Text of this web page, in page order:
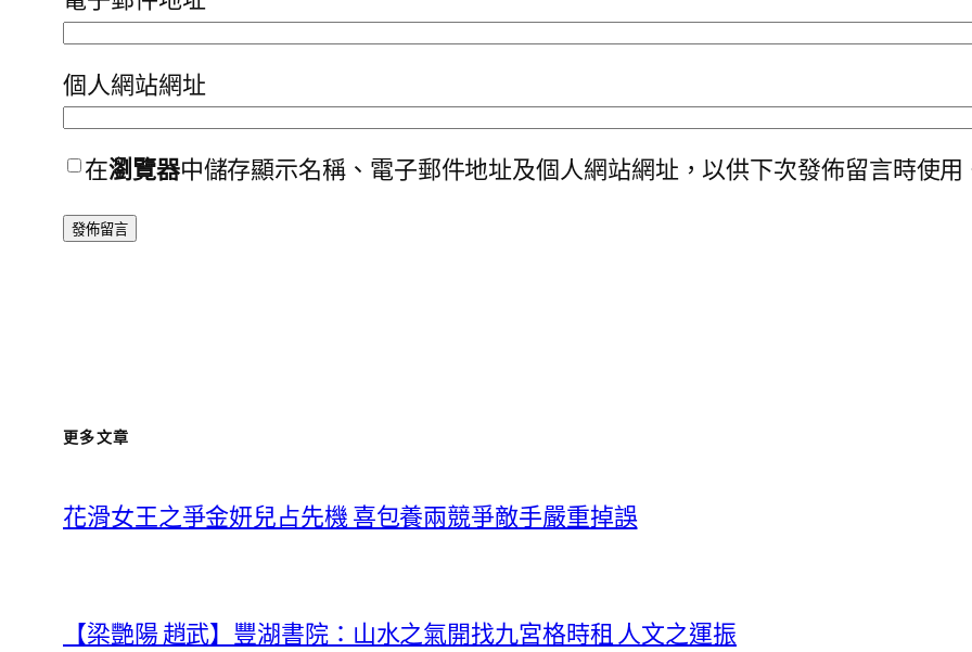
個人網站網址
在瀏覽器中儲存顯示名稱、電子郵件地址及個人網站網址，以供下次發佈留言時使用
更多文章
花滑女王之爭金妍兒占先機 喜包養兩競爭敵手嚴重掉誤
【梁艷陽 趙武】豐湖書院：山水之氣開找九宮格時租 人文之運振